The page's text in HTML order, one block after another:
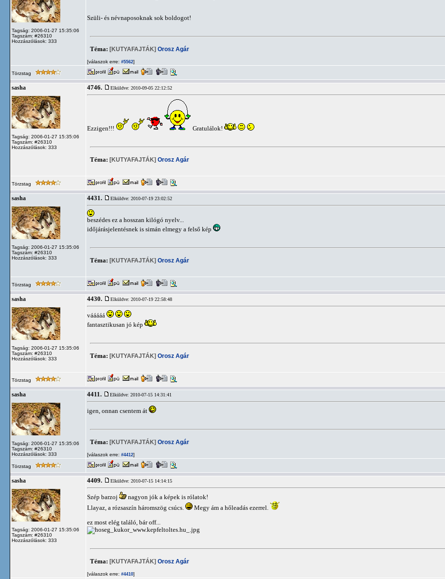
Tagság: 2006-01-27 15:35:06
Tagszám: #26310
Hozzászólások: 333
Szüli- és névnaposoknak sok boldogot!
Téma: [KUTYAFAJTÁK] Orosz Agár
[válaszok erre: #5562]
Törzstag
sasha
Tagság: 2006-01-27 15:35:06
Tagszám: #26310
Hozzászólások: 333
4746. Elküldve: 2010-09-05 22:12:52
Ezzigen!!! Gratulálok!
Téma: [KUTYAFAJTÁK] Orosz Agár
Törzstag
sasha
Tagság: 2006-01-27 15:35:06
Tagszám: #26310
Hozzászólások: 333
4431. Elküldve: 2010-07-19 23:02:52
beszédes ez a hosszan kilógó nyelv...
időjárásjelentésnek is simán elmegy a felső kép
Téma: [KUTYAFAJTÁK] Orosz Agár
Törzstag
sasha
Tagság: 2006-01-27 15:35:06
Tagszám: #26310
Hozzászólások: 333
4430. Elküldve: 2010-07-19 22:58:48
vááááá
fantasztikusan jó kép
Téma: [KUTYAFAJTÁK] Orosz Agár
Törzstag
sasha
Tagság: 2006-01-27 15:35:06
Tagszám: #26310
Hozzászólások: 333
4411. Elküldve: 2010-07-15 14:31:41
igen, onnan csentem át
Téma: [KUTYAFAJTÁK] Orosz Agár
[válaszok erre: #4412]
Törzstag
sasha
Tagság: 2006-01-27 15:35:06
Tagszám: #26310
Hozzászólások: 333
4409. Elküldve: 2010-07-15 14:14:15
Szép barzoj
nagyon jók a képek is rólatok!
Llayaz, a rózsaszín háromszög csúcs.
Megy ám a hőleadás ezerrel.
ez most elég találó, bár off...
Téma: [KUTYAFAJTÁK] Orosz Agár
[válaszok erre: #4410]